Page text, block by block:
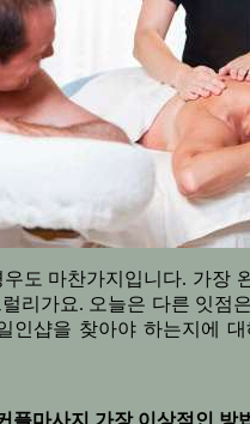
도 마찬가지입니다. 가장
리가요. 오늘은 다른 잇점
인샵을 찾아야 하는지에
플마사지 가장 이상적인 방